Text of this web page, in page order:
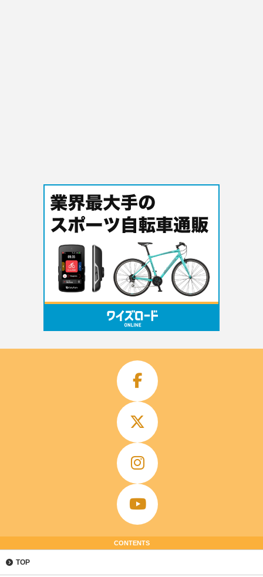
CONTENTS
TOP